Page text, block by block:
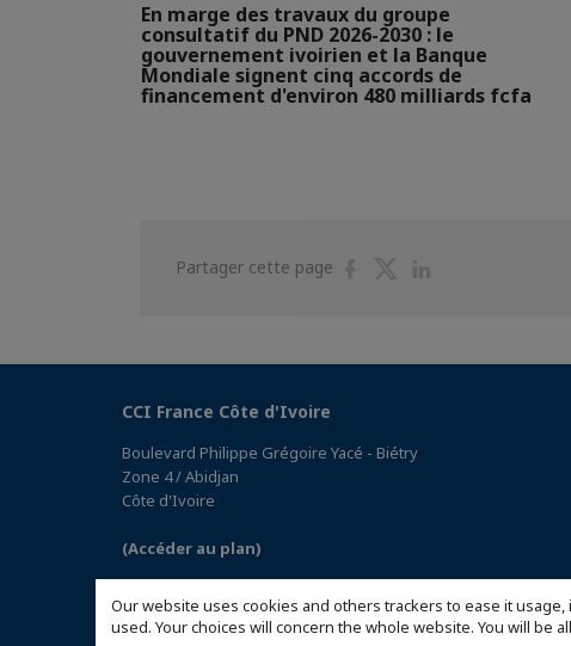
Our website uses cookies and others trackers to ease it
used. Your choices will concern the whole website. You will be
En marge des travaux du groupe
consultatif du PND 2026-2030 : le
gouvernement ivoirien et la Banque
Mondiale signent cinq accords de
financement d'environ 480 milliards fcfa
Partager cette page
PartagerPartager
CCI France Côte d'Ivoire
Boulevard Philippe Grégoire Yacé - Biétry
Zone 4 / Abidjan
Côte d'Ivoire
(Accéder au plan)